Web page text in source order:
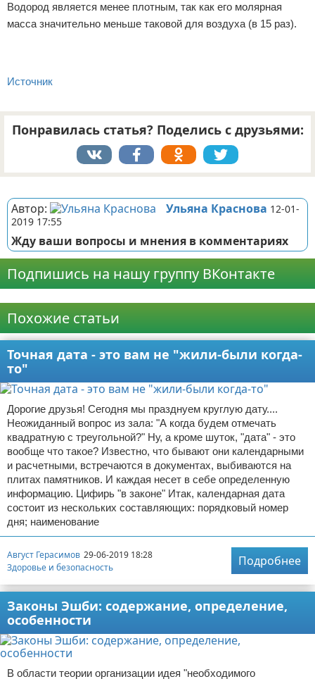
Водород является менее плотным, так как его молярная
масса значительно меньше таковой для воздуха (в 15 раз).
Источник
Понравилась статья? Поделись с друзьями:
Автор: Ульяна Краснова 12-01-
2019 17:55
Жду ваши вопросы и мнения в комментариях
Подпишись на нашу группу ВКонтакте
Похожие статьи
Точная дата - это вам не "жили-были когда-
то"
Дорогие друзья! Сегодня мы празднуем круглую дату....
Неожиданный вопрос из зала: "А когда будем отмечать
квадратную с треугольной?" Ну, а кроме шуток, "дата" - это
вообще что такое? Известно, что бывают они календарными
и расчетными, встречаются в документах, выбиваются на
плитах памятников. И каждая несет в себе определенную
информацию. Цифирь "в законе" Итак, календарная дата
состоит из нескольких составляющих: порядковый номер
дня; наименование
Август Герасимов 29-06-2019 18:28
Здоровье и безопасность
Подробнее
Законы Эшби: содержание, определение,
особенности
В области теории организации идея "необходимого